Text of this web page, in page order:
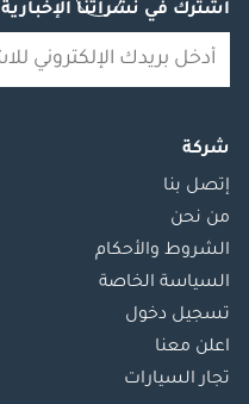
اشترك في نشراتنا الإخبارية
شركة
إتصل بنا
من نحن
الشروط والأحكام
السياسة الخاصة
تسجيل دخول
اعلن معنا
تجار السيارات